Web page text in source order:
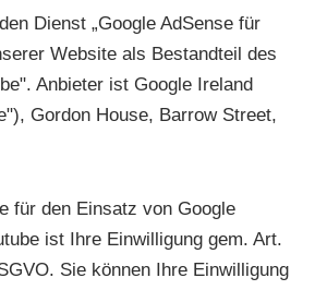
Dienst „Google AdSense für
Website als Bestandteil des
Anbieter ist Google Ireland
Gordon House, Barrow Street,
für den Einsatz von Google
ist Ihre Einwilligung gem. Art.
Sie können Ihre Einwilligung